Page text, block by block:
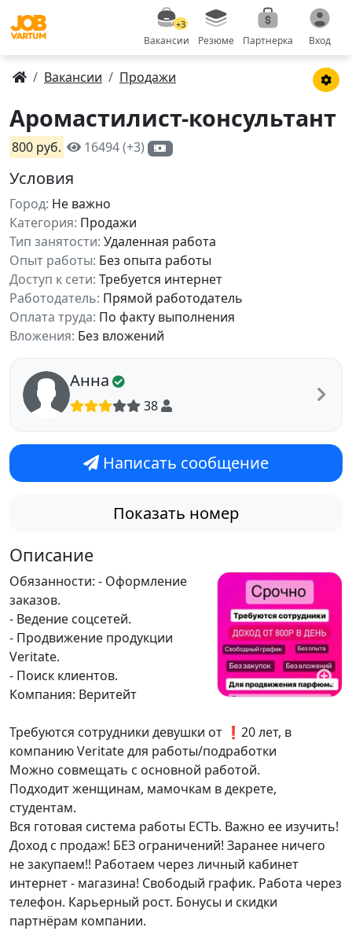
+3
Вакансии Резюме Партнерка Вход
Вакансии Продажи
Аромастилист-консультант
800 руб. 16494 (+3)
Условия
Город: Не важно
Категория: Продажи
Тип занятости: Удаленная работа
Опыт работы: Без опыта работы
Доступ к сети: Требуется интернет
Работодатель: Прямой работодатель
Оплата труда: По факту выполнения
Вложения: Без вложений
Анна
38
Написать сообщение
Показать номер
Описание
Обязанности: - Оформление
заказов.
- Ведение соцсетей.
- Продвижение продукции
Veritate.
- Поиск клиентов.
Компания: Веритейт
Требуются сотрудники девушки от ❗20 лет, в
компанию Veritate для работы/подработки
Можно совмещать с основной работой.
Подходит женщинам, мамочкам в декрете,
студентам.
Вся готовая система работы ЕСТЬ. Важно ее изучить!
Доход с продаж! БЕЗ ограничений! Заранее ничего
не закупаем!! Работаем через личный кабинет
интернет - магазина! Свободый график. Работа через
телефон. Карьерный рост. Бонусы и скидки
партнёрам компании.